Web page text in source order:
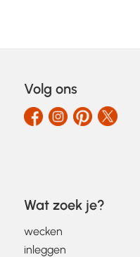
Volg ons
Wat zoek je?
wecken
inleggen